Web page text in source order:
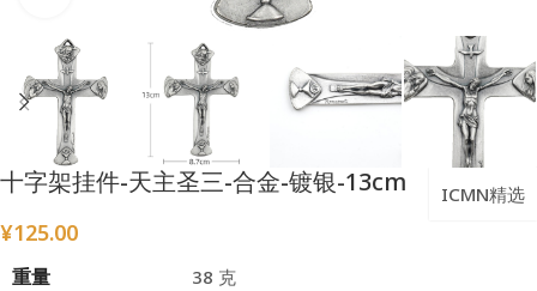
十字架挂件-天主圣三-合金-镀银-13cm ICMN精选
¥125.00
重量
38 克